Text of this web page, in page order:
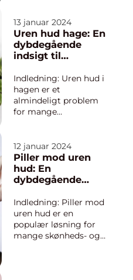
hvad du har brug for
at vide om bumser,
herunder deres
årsager, behandlinger
Hvad er bumser?
Bumser er en form f...
13 januar 2024
Uren hud hage: En
dybdegående
indsigt til
kosmetikforbruge
re
Indledning: Uren hud i
hagen er et
almindeligt problem
for mange
problematisk hage
være frustrerende og
påvirke ens selvtillid. I
denne artikel vil vi
“uren hud hage” og
give dig ...
12 januar 2024
Piller mod uren
hud: En
dybdegående
udseende
Indledning: Piller mod
uren hud er en
populær løsning for
mange skønheds- og